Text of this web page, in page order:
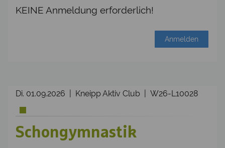
KEINE Anmeldung erforderlich!
Anmelden
Di. 01.09.2026 | Kneipp Aktiv Club | W26-L10028
Schongymnastik